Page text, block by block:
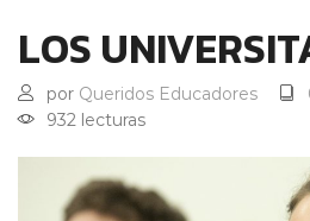
LOS
por Queridos Educadores
932 lecturas